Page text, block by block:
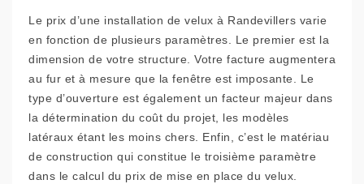
Le prix d’une installation de velux à Randevillers varie
en fonction de plusieurs paramètres. Le premier est la
dimension de votre structure. Votre facture augmentera
au fur et à mesure que la fenêtre est imposante. Le
type d’ouverture est également un facteur majeur dans
la détermination du coût du projet, les modèles
latéraux étant les moins chers. Enfin, c’est le matériau
de construction qui constitue le troisième paramètre
dans le calcul du prix de mise en place du velux.